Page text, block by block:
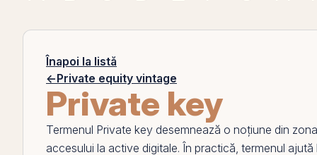
Înapoi la listă
←Private equity vintage
Private key
Termenul Private key desemnează o noțiune din
accesului la active digitale. În practică, termenul